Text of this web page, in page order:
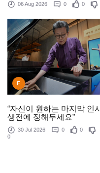
06 Aug 2026 0 0
F
“자신이 원하는 마지막 인
생전에 정해두세요”
30 Jul 2026 0
0
0